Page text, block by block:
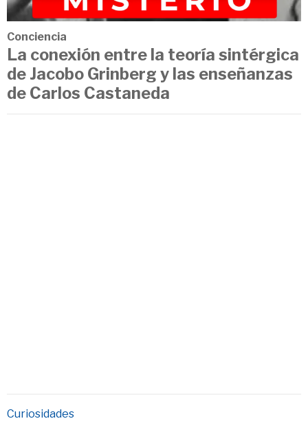
Conciencia
La conexión entre la teoría sintérgica
de Jacobo Grinberg y las enseñanzas
de Carlos Castaneda
Curiosidades